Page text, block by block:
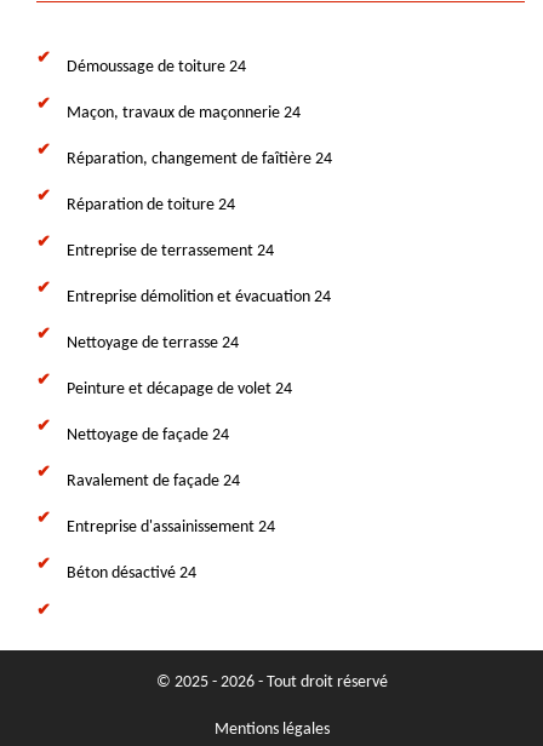
Démoussage de toiture 24
Maçon, travaux de maçonnerie 24
Réparation, changement de faîtière 24
Réparation de toiture 24
Entreprise de terrassement 24
Entreprise démolition et évacuation 24
Nettoyage de terrasse 24
Peinture et décapage de volet 24
Nettoyage de façade 24
Ravalement de façade 24
Entreprise d'assainissement 24
Béton désactivé 24
© 2025 - 2026 - Tout droit réservé
Mentions légales